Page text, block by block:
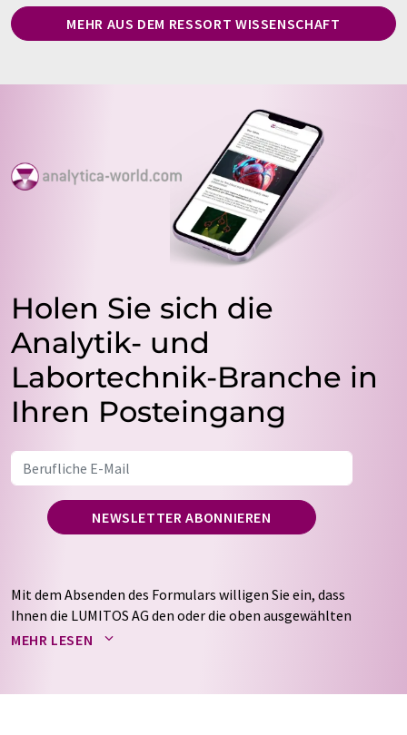
MEHR AUS DEM RESSORT WISSENSCHAFT
Holen Sie sich die
Analytik- und
Labortechnik-Branche in
Ihren Posteingang
NEWSLETTER ABONNIEREN
Mit dem Absenden des Formulars willigen Sie ein, dass
Ihnen die LUMITOS AG den oder die oben ausgewählten
Newsletter per E-Mail zusendet. Ihre Daten werden
auf Basis unsererDatenschutzerklärung. LUMITOS darf
MEHR LESEN